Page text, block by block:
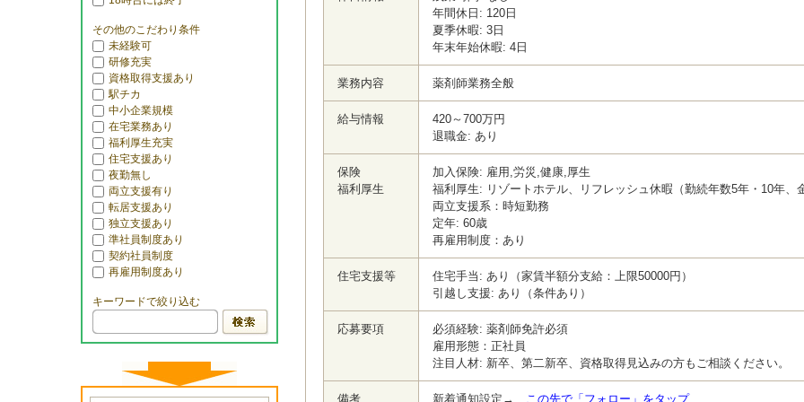
その他のこだわり条件
未経験可
研修充実
資格取得支援あり
駅チカ
中小企業規模
在宅業務あり
福利厚生充実
住宅支援あり
夜勤無し
両立支援有り
転居支援あり
独立支援あり
準社員制度あり
契約社員制度
再雇用制度あり
キーワードで絞り込む
年間休日: 120日
夏季休暇: 3日
年末年始休暇: 4日
業務内容 薬剤師業務全般
給与情報
420～700万円
退職金: あり
保険
福利厚生
加入保険: 雇用,労災,健康,厚生
福利厚生: リゾートホテル、リフレッシュ休暇（勤続年数5年・10年、
両立支援系：時短勤務
定年: 60歳
再雇用制度：あり
住宅支援等
住宅手当: あり（家賃半額分支給：上限50000円）
引越し支援: あり（条件あり）
応募要項
必須経験: 薬剤師免許必須
雇用形態：正社員
注目人材: 新卒、第二新卒、資格取得見込みの方もご相談ください。
備考 新着通知設定→ この先で「フォロー」をタップ